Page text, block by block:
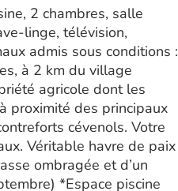
2 chambres, salle
linge, télévision,
admis sous conditions :
à 2 km du village
agricole dont les
proximité des principaux
cévenols. Votre
Véritable havre de paix
ombragée et d’un
*Espace piscine